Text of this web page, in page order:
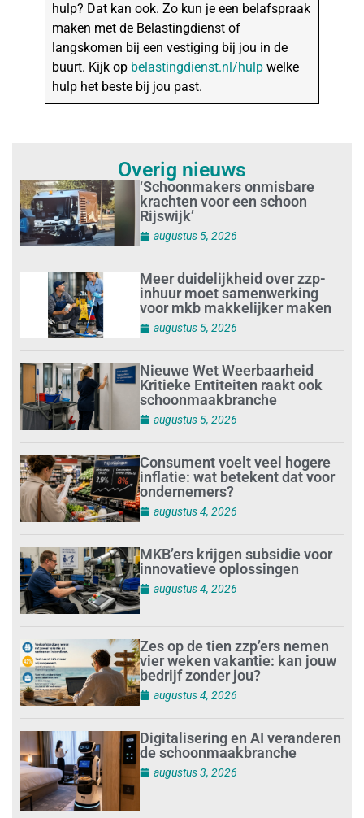
hulp? Dat kan ook. Zo kun je een belafspraak
maken met de Belastingdienst of
langskomen bij een vestiging bij jou in de
buurt. Kijk op belastingdienst.nl/hulp welke
hulp het beste bij jou past.
Overig nieuws
‘Schoonmakers onmisbare
krachten voor een schoon
Rijswijk’
augustus 5, 2026
Meer duidelijkheid over zzp-
inhuur moet samenwerking
voor mkb makkelijker maken
augustus 5, 2026
Nieuwe Wet Weerbaarheid
Kritieke Entiteiten raakt ook
schoonmaakbranche
augustus 5, 2026
Consument voelt veel hogere
inflatie: wat betekent dat voor
ondernemers?
augustus 4, 2026
MKB’ers krijgen subsidie voor
innovatieve oplossingen
augustus 4, 2026
Zes op de tien zzp’ers nemen
vier weken vakantie: kan jouw
bedrijf zonder jou?
augustus 4, 2026
Digitalisering en AI veranderen
de schoonmaakbranche
augustus 3, 2026